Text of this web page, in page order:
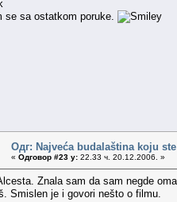
se sa ostatkom poruke.
Одг: Najveća budalaština koju
« Одговор #23 у: 22.33 ч. 20.12.2006. »
Znala sam da sam negde
Smislen je i govori nešto o filmu.